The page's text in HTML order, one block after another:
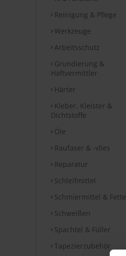
Reinigung & Pflege
Werkzeuge
Arbeitsschutz
Grundierung &
Haftvermittler
Härter
Kleber, Kleister &
Dichtstoffe
Öle
Raufaser & -vlies
Reparatur
Schleifmittel
Schmiermittel & Fette
Schweißen
Spachtel & Füller
Tapezierzubehör